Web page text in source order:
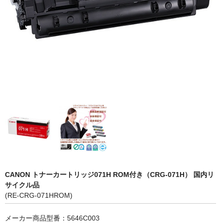
富士フイルムBI
NEC
パナソニック
インクカートリッジ
キヤノン CANON
CANON トナーカートリッジ071H ROM付き（CRG-071H） 国内リ
サイクル品
(RE-CRG-071HROM)
メーカー商品型番：5646C003